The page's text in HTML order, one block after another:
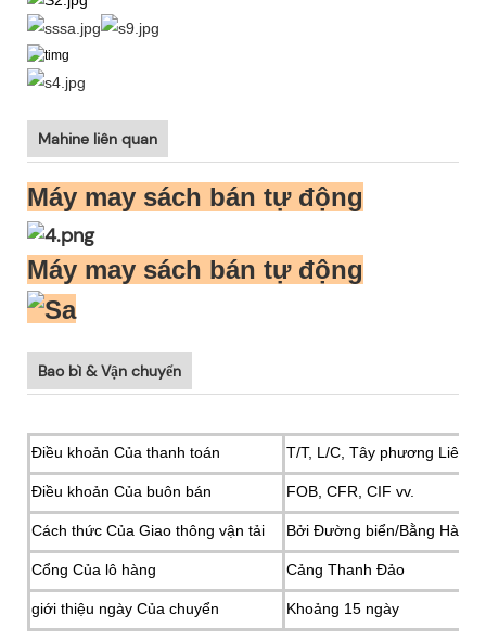
Mahine liên quan
Máy may sách bán tự động
Máy may sách bán tự động
Bao bì & Vận chuyển
Điều khoản Của thanh toán T/T, L/C, Tây phương Liên
Điều khoản Của buôn bán FOB, CFR, CIF vv.
Cách thức Của Giao thông vận tải Bởi Đường biển/Bằng Hàng
Cổng Của lô hàng Cảng Thanh Đảo
giới thiệu ngày Của chuyển Khoảng 15 ngày